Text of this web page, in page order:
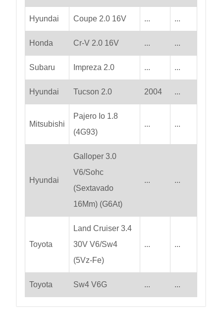
Hyundai Coupe 2.0 16V ... ...
Honda Cr-V 2.0 16V ... ...
Subaru Impreza 2.0 ... ...
Hyundai Tucson 2.0 2004 ...
Mitsubishi
Pajero Io 1.8
(4G93)
... ...
Hyundai
Galloper 3.0
V6/Sohc
(Sextavado
16Mm) (G6At)
... ...
Toyota
Land Cruiser 3.4
30V V6/Sw4
(5Vz-Fe)
... ...
Toyota Sw4 V6G ... ...